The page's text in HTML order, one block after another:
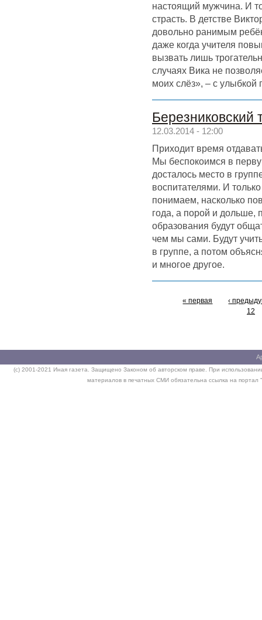
настоящий мужчина. И
страсть. В детстве
довольно ранимым
даже когда учителя
вызвать лишь
случаях Вика не
моих слёз», – с улыбкой
Березниковский
12.03.2014 - 12:00
Приходит время
Мы беспокоимся в
досталось место в
воспитателями. И
понимаем, насколько
года, а порой и дольше,
образования будут
чем мы сами. Будут
в группе, а потом
и многое другое.
« первая
‹
12
(c) 2001-2021 Иная газета. Защищено Законом об авторском праве. При
материалов в печатных СМИ обязательна ссылка на